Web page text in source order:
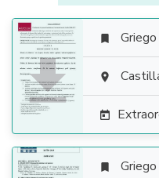

 Griego


 Griego